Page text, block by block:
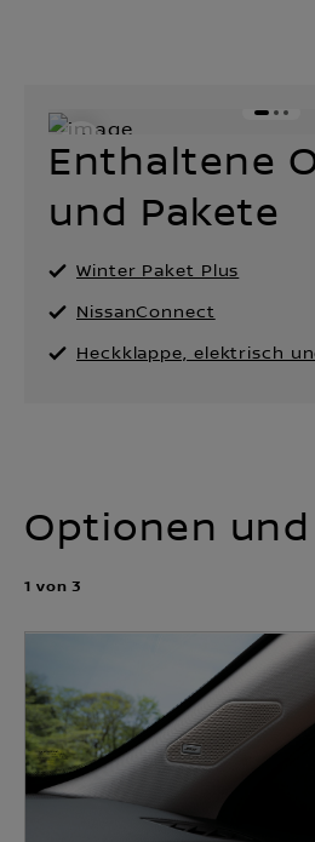
Enthaltene
und Pakete
Winter Paket Plus
NissanConnect
Heckklappe, elektrisch
Optionen
1 von 3